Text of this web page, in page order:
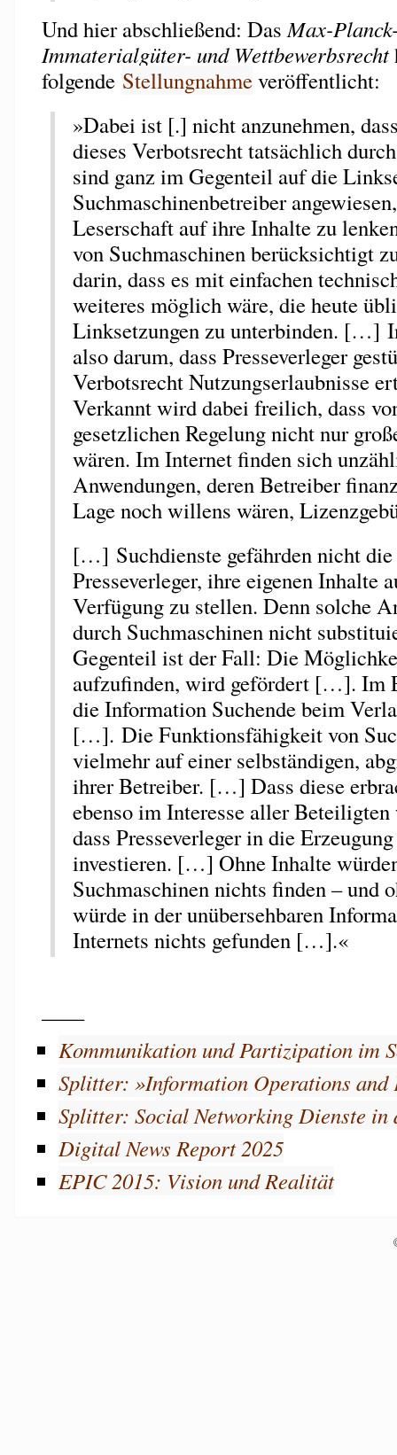
Und hier abschließend: DasMax-
Immaterialgüter- und Wettbewerbsrecht
folgende Stellungnahmeveröffentlicht:
»Dabei ist [.] nicht anzunehmen,
dieses Verbotsrecht tatsächlich
sind ganz im Gegenteil auf die
Suchmaschinenbetreiber
Leserschaft auf ihre Inhalte zu
von Suchmaschinen berücksichtigt
darin, dass es mit einfachen
weiteres möglich wäre, die heute
Linksetzungen zu unterbinden. […]
also darum, dass Presseverleger
Verbotsrecht Nutzungserlaubnisse
Verkannt wird dabei freilich, dass
gesetzlichen Regelung nicht nur
wären. Im Internet finden sich
Anwendungen, deren Betreiber
Lage noch willens wären,
[…] Suchdienste gefährden nicht
Presseverleger, ihre eigenen Inhalte
Verfügung zu stellen. Denn solche
durch Suchmaschinen nicht
Gegenteil ist der Fall: Die
aufzufinden, wird gefördert […]. Im
die Information Suchende beim
[…]. Die Funktionsfähigkeit von
vielmehr auf einer selbständigen,
ihrer Betreiber. […] Dass diese
ebenso im Interesse aller Beteiligten
dass Presseverleger in die
investieren. […] Ohne Inhalte
Suchmaschinen nichts finden – und
würde in der unübersehbaren
Internets nichts gefunden […].«
Kommunikation und Partizipation im
Splitter: »Information Operations and
Splitter: Social Networking Dienste in
Digital News Report 2025
EPIC 2015: Vision und Realität